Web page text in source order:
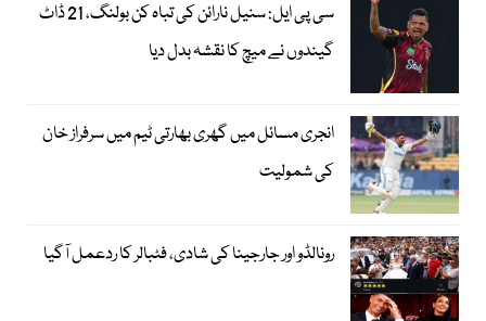
سی پی ایل: سنیل نارائن کی تباہ کن بولنگ، 21 ڈاٹ
گیندوں نے میچ کا نقشہ بدل دیا
انجری مسائل میں گھری بھارتی ٹیم میں سرفراز خان
کی شمولیت
رونالڈو اور جارجینا کی شادی، فٹبالر کا ردعمل آگیا